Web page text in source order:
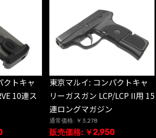
クトキャ
10連ス
東京マルイ: コンパクトキャ
リーガスガン LCP/LCP II用 15
連ロングマガジン
通常価格: ￥3,278
販売価格: ￥2,950